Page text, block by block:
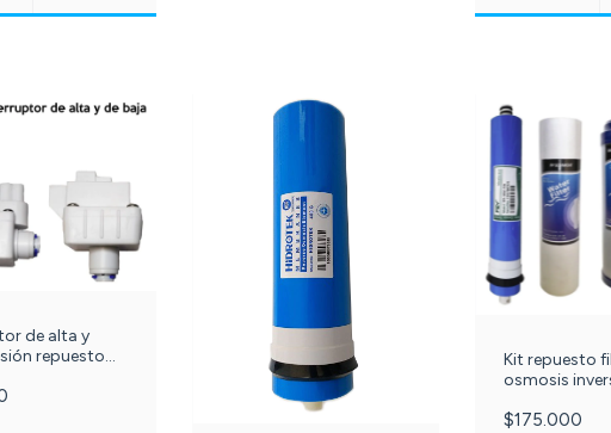
de alta y
repuesto
36-167-
Kit repuesto
osmosis
10 pulg,
$175.000